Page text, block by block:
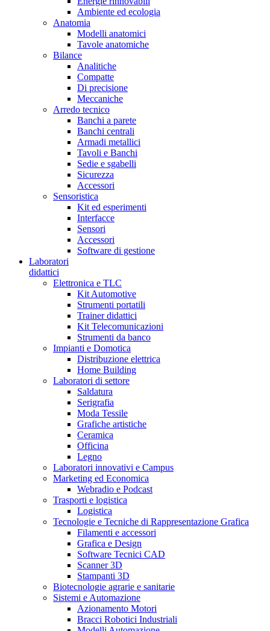
Ambiente ed ecologia
Anatomia
Modelli anatomici
Tavole anatomiche
Bilance
Analitiche
Compatte
Di precisione
Meccaniche
Arredo tecnico
Banchi a parete
Banchi centrali
Armadi metallici
Tavoli e Banchi
Sedie e sgabelli
Sicurezza
Accessori
Sensoristica
Kit ed esperimenti
Interfacce
Sensori
Accessori
Software di gestione
Laboratori
didattici
Elettronica e TLC
Kit Automotive
Strumenti portatili
Trainer didattici
Kit Telecomunicazioni
Strumenti da banco
Impianti e Domotica
Distribuzione elettrica
Home Building
Laboratori di settore
Saldatura
Serigrafia
Moda Tessile
Grafiche artistiche
Ceramica
Officina
Legno
Laboratori innovativi e Campus
Marketing ed Economica
Webradio e Podcast
Trasporti e logistica
Logistica
Tecnologie e Tecniche di Rappresentazione Grafica
Filamenti e accessori
Grafica e Design
Software Tecnici CAD
Scanner 3D
Stampanti 3D
Biotecnologie agrarie e sanitarie
Sistemi e Automazione
Azionamento Motori
Bracci Robotici Industriali